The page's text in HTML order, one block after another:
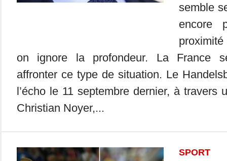
semble
encore
on ignore la profondeur. La France
affronter ce type de situation. Le
l’écho le 11 septembre dernier, à travers
Christian Noyer,...
SPORT